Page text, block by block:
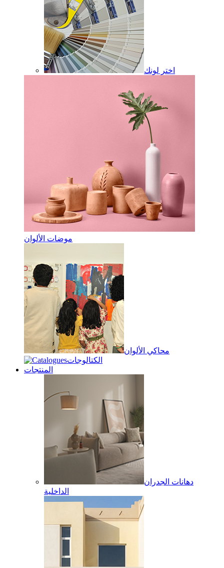
اختر لونك
موضات الألوان
محاكي الألوان
الكتالوجات
المنتجات
دهانات الجدران
الداخلية